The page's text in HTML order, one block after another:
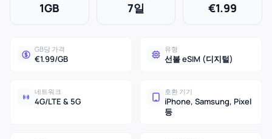
1GB 7일 €1.99
GB당 가격
€1.99/GB
유형
선불 eSIM (디지털)
네트워크
4G/LTE & 5G
호환 기기
iPhone, Samsung, Pixel
등